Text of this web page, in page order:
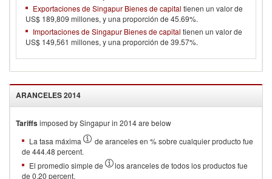
Exportaciones de Singapur Bienes de capital tienen un valor de
US$ 189,809 millones, y una proporción de 45.69%.
Importaciones de Singapur Bienes de capital tienen un valor de
US$ 149,561 millones, y una proporción de 39.57%.
ARANCELES2014
Tariffsimposed by Singapur in 2014 are below
La tasa máxima
de aranceles en % sobre cualquier producto fue
de 444.48 percent.
El promedio simple de
los aranceles de todos los productos fue
de 0.20 percent.